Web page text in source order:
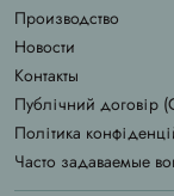
Производство
Новости
Контакты
Публічний договір
Політика
Часто задаваемые